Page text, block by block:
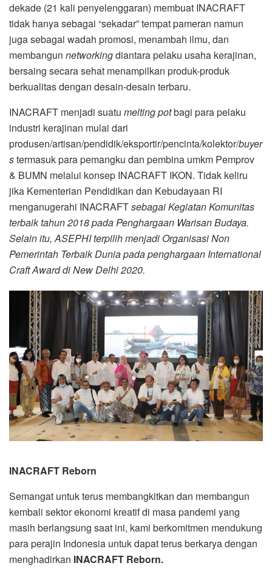
dekade (21 kali penyelenggaran) membuat INACRAFT
tidak hanya sebagai “sekadar” tempat pameran namun
juga sebagai wadah promosi, menambah ilmu, dan
membangun networkingdiantara pelaku usaha kerajinan,
bersaing secara sehat menampilkan produk-produk
berkualitas dengan desain-desain terbaru.
INACRAFT menjadi suatu melting potbagi para pelaku
industri kerajinan mulai dari
produsen/artisan/pendidik/eksportir/pencinta/kolektor/buyer
stermasuk para pemangku dan pembina umkm Pemprov
& BUMN melalui konsep INACRAFT IKON. Tidak keliru
jika Kementerian Pendidikan dan Kebudayaan RI
menganugerahi INACRAFTsebagaiKegiatan Komunitas
terbaik tahun 2018 pada Penghargaan Warisan Budaya.
Selain itu,ASEPHI terpilih menjadi Organisasi Non
Pemerintah Terbaik Duniapada penghargaan International
Craft Award di New Delhi 2020.
INACRAFT Reborn
Semangat untuk terus membangkitkan dan membangun
kembali sektor ekonomi kreatif di masa pandemi yang
masih berlangsung saat ini, kami berkomitmen mendukung
para perajin Indonesia untuk dapat terus berkarya dengan
menghadirkan INACRAFT Reborn.